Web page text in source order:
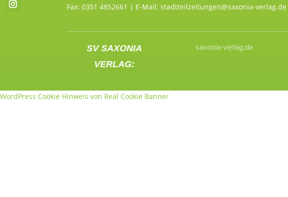
Fax: 0351 4852661 | E-Mail: stadtteilzeitungen@saxonia-verlag.de
SV SAXONIA
VERLAG:
saxonia-verlag.de
WordPress Cookie Hinweis von Real Cookie Banner